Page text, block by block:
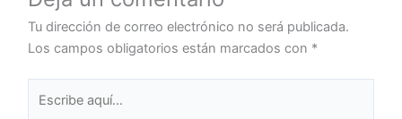
Tu dirección de correo electrónico no será publicada.
Los campos obligatorios están marcados con *
aquí...